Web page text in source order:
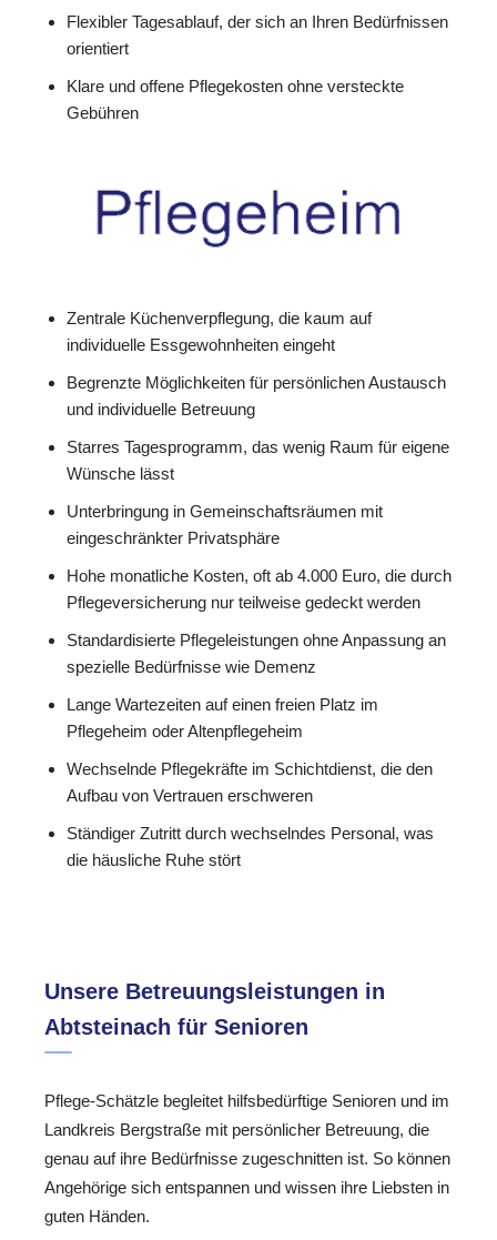
Flexibler Tagesablauf, der sich an Ihren Bedürfnissen
orientiert
Klare und offene Pflegekosten ohne versteckte
Gebühren
Zentrale Küchenverpflegung, die kaum auf
individuelle Essgewohnheiten eingeht
Begrenzte Möglichkeiten für persönlichen Austausch
und individuelle Betreuung
Starres Tagesprogramm, das wenig Raum für eigene
Wünsche lässt
Unterbringung in Gemeinschaftsräumen mit
eingeschränkter Privatsphäre
Hohe monatliche Kosten, oft ab 4.000 Euro, die durch
Pflegeversicherung nur teilweise gedeckt werden
Standardisierte Pflegeleistungen ohne Anpassung an
spezielle Bedürfnisse wie Demenz
Lange Wartezeiten auf einen freien Platz im
Pflegeheim oder Altenpflegeheim
Wechselnde Pflegekräfte im Schichtdienst, die den
Aufbau von Vertrauen erschweren
Ständiger Zutritt durch wechselndes Personal, was
die häusliche Ruhe stört
Unsere Betreuungsleistungen in
Abtsteinach für Senioren
Pflege-Schätzle begleitet hilfsbedürftige Senioren und im
Landkreis Bergstraße mit persönlicher Betreuung, die
genau auf ihre Bedürfnisse zugeschnitten ist. So können
Angehörige sich entspannen und wissen ihre Liebsten in
guten Händen.